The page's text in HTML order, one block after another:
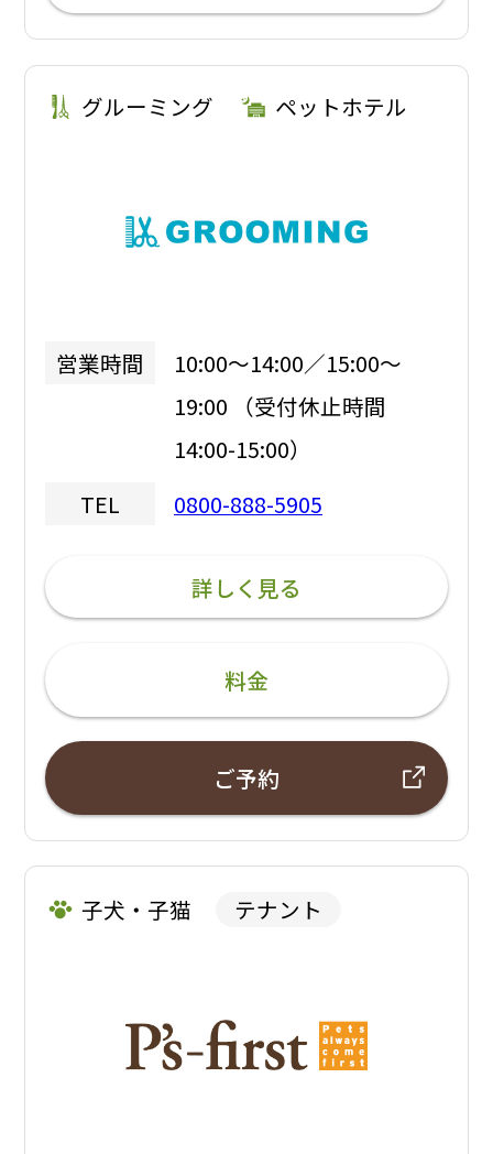
グルーミング ペットホテル
営業時間
10:00～14:00／15:00～
19:00 （受付休止時間
14:00-15:00）
TEL
0800-888-5905
詳しく見る
料金
ご予約
子犬・子猫 テナント